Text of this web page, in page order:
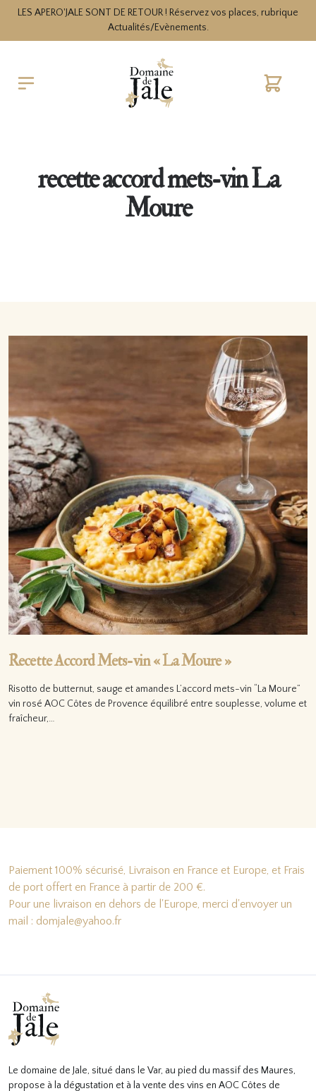
LES APERO'JALE SONT DE RETOUR ! Réservez vos places, rubrique
Actualités/Evènements.
Cart
recette accord mets-vin La
Moure
Recette Accord Mets-vin « La Moure »
Risotto de butternut, sauge et amandes L’accord mets-vin “La Moure”
vin rosé AOC Côtes de Provence équilibré entre souplesse, volume et
fraîcheur,…
Paiement 100% sécurisé, Livraison en France et Europe, et Frais
de port offert en France à partir de 200 €.
Pour une livraison en dehors de l'Europe, merci d'envoyer un
mail : domjale@yahoo.fr
Le domaine de Jale, situé dans le Var, au pied du massif des Maures,
propose à la dégustation et à la vente des vins en AOC Côtes de